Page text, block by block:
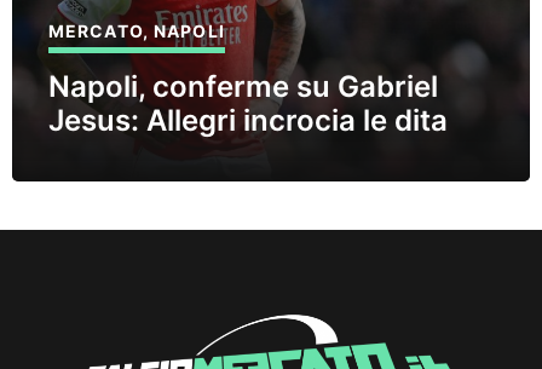
MERCATO,NAPOLI
Napoli, conferme su Gabriel
Jesus: Allegri incrocia le dita